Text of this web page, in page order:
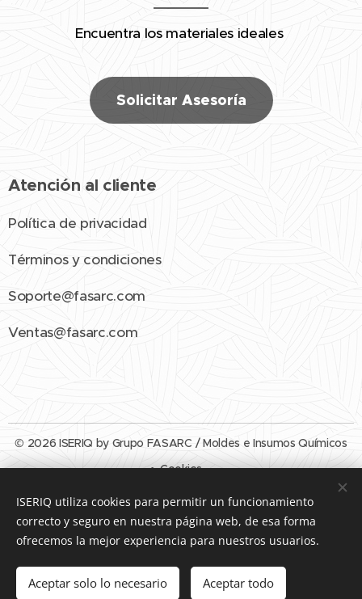
Añadir a la cesta
Encuentra los materiales ideales
Solicitar Asesoría
Atención al cliente
Política de privacidad
Términos y condiciones
Soporte@fasarc.com
Ventas@fasarc.com
© 2026 ISERIQ by Grupo FASARC / Moldes e Insumos Químicos
Cookies
Idiomas
Español
English
ISERIQ utiliza cookies para permitir un funcionamiento
correcto y seguro en nuestra página web, de esa forma
ofrecemos la mejor experiencia para nuestros usuarios.
Aceptar solo lo necesario Aceptar todo